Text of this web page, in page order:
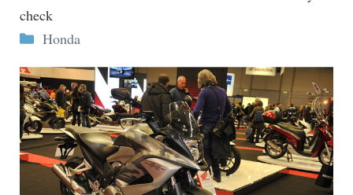
check
Categorie
Honda